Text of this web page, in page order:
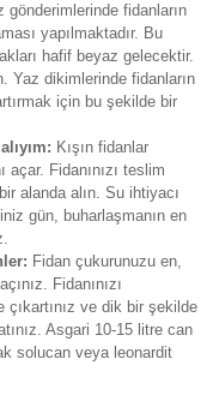
fidanların
yapılmaktadır. Bu
hafif beyaz gelecektir.
Yaz dikimlerinde fidanların
için bu şekilde bir
Kışın fidanlar
açar. Fidanınızı teslim
alanda alın. Su ihtiyacı
gün, buharlaşmanın en
Fidan çukurunuzu en,
Fidanınızı
çıkartınız ve dik bir şekilde
Asgari 10-15 litre can
solucan veya leonardit